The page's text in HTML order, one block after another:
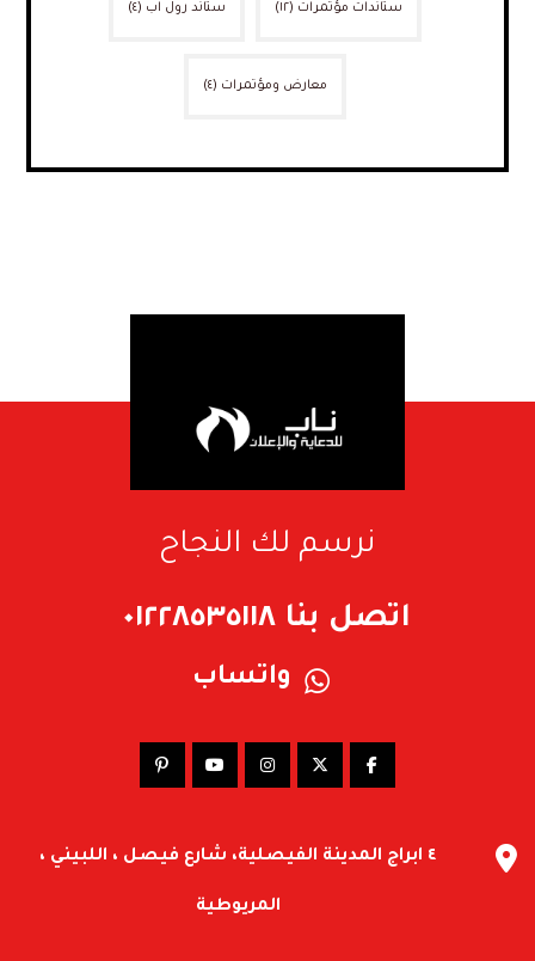
ستاندات مؤتمرات (١٢) ستاند رول اب (٤)
معارض ومؤتمرات (٤)
نرسم لك النجاح
اتصل بنا ٠١٢٢٨٥٣٥١١٨
واتساب
٤ ابراج المدينة الفيصلية، شارع فيصل ، اللبيني ،
المريوطية